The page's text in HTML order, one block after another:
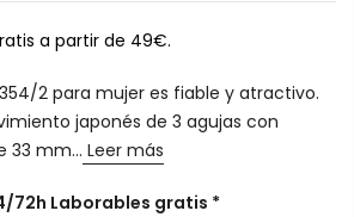
a partir de 49€.
2 para mujer es fiable y atractivo.
japonés de 3 agujas con
33 mm... Leer más
72h Laborables gratis *